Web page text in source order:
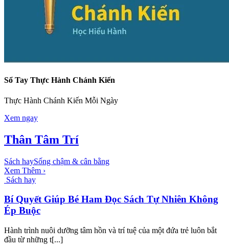
Sổ Tay Thực Hành Chánh Kiến
Thực Hành Chánh Kiến Mỗi Ngày
Xem ngay
Thân Tâm Trí
Sách haySống chậm & cân bằng
Xem Thêm ›
Sách hay
Bí Quyết Giúp Bé Ham Đọc Sách Tự Nhiên Không
Ép Buộc
Hành trình nuôi dưỡng tâm hồn và trí tuệ của một đứa trẻ luôn bắt
đầu từ những t[...]